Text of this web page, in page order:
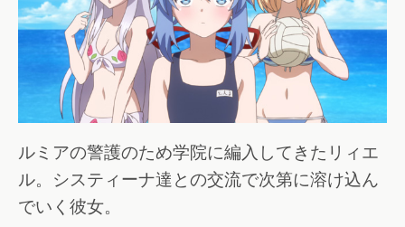
ルミアの警護のため学院に編入してきたリィエ
ル。システィーナ達との交流で次第に溶け込ん
でいく彼女。